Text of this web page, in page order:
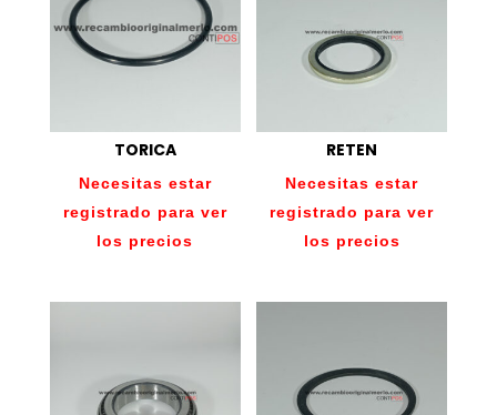
TORICA
Necesitas estar
registrado para ver
los precios
RETEN
Necesitas estar
registrado para ver
los precios